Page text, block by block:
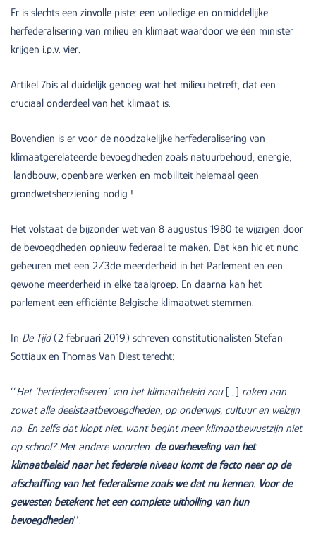
Er is slechts een zinvolle piste: een volledige en onmiddellijke
herfederalisering van milieu en klimaat waardoor we één minister
krijgen i.p.v. vier.
Artikel 7bis al duidelijk genoeg wat het milieu betreft, dat een
cruciaal onderdeel van het klimaat is.
Bovendien is er voor de noodzakelijke herfederalisering van
klimaatgerelateerde bevoegdheden zoals natuurbehoud, energie,
landbouw, openbare werken en mobiliteit helemaal geen
grondwetsherziening nodig !
Het volstaat de bijzonder wet van 8 augustus 1980 te wijzigen door
de bevoegdheden opnieuw federaal te maken. Dat kan hic et nunc
gebeuren met een 2/3de meerderheid in het Parlement en een
gewone meerderheid in elke taalgroep. En daarna kan het
parlement een efficiënte Belgische klimaatwet stemmen.
In De Tijd(2 februari 2019) schreven constitutionalisten Stefan
Sottiaux en Thomas Van Diest terecht:
’’Het ‘herfederaliseren’ van het klimaatbeleid zou[…] raken aan
zowat alle deelstaatbevoegdheden, op onderwijs, cultuur en welzijn
na. En zelfs dat klopt niet: want begint meer klimaatbewustzijn niet
op school? Met andere woorden: de overheveling van het
klimaatbeleid naar het federale niveau komt de facto neer op de
afschaffing van het federalisme zoals we dat nu kennen. Voor de
gewesten betekent het een complete uitholling van hun
bevoegdheden’’.